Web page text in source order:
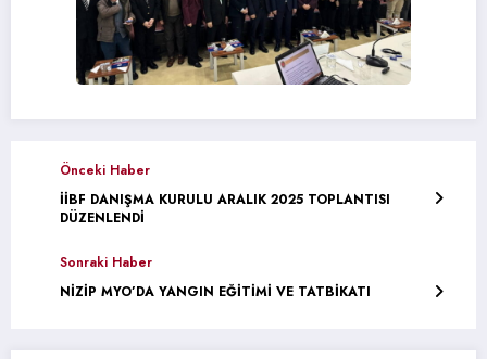
Önceki Haber
İİBF DANIŞMA KURULU ARALIK 2025 TOPLANTISI
DÜZENLENDİ
Sonraki Haber
NİZİP MYO’DA YANGIN EĞİTİMİ VE TATBİKATI